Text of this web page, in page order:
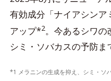
有効成分「ナイアシン
アップ*2。今あるシワの
シミ・ソバカスの予防ま
*1 メラニンの生成を抑え、シミ・ソ